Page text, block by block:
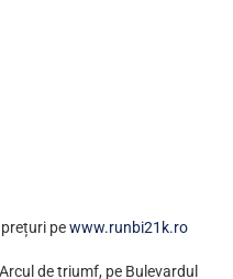
pewww.runbi21k.ro
de triumf, pe Bulevardul